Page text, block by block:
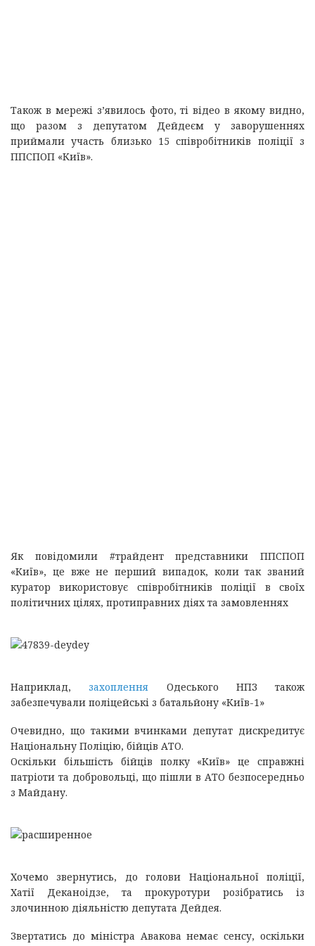
Також в мережі з’явилось фото, ті відео в якому видно,
що разом з депутатом Дейдеєм у заворушеннях
приймали участь близько 15 співробітників поліції з
ППСПОП «Київ».
Як повідомили #трайдент представники ППСПОП
«Київ», це вже не перший випадок, коли так званий
куратор використовує співробітників поліції в своїх
політичних цілях, протиправних діях та замовленнях
Наприклад,захоплення Одеського НПЗ також
забезпечували поліцейські з батальйону «Київ-1»
Очевидно, що такими вчинками депутат дискредитує
Національну Поліцію, бійців АТО.
Оскільки більшість бійців полку «Київ» це справжні
патріоти та добровольці, що пішли в АТО безпосередньо
з Майдану.
Хочемо звернутись, до голови Національної поліції,
Хатії Деканоідзе, та прокуротури розібратись із
злочинною діяльністю депутата Дейдея.
Звертатись до міністра Авакова немає сенсу, оскільки